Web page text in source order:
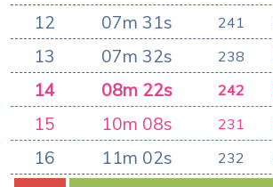
12 07m 31s 241
13 07m 32s 238
14 08m 22s 242
15 10m 08s 231
16 11m 02s 232